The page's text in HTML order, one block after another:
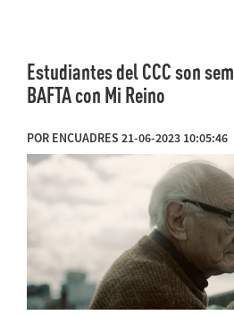
Estudiantes del CCC son
BAFTA con Mi Reino
POR ENCUADRES 21-06-2023 10:05:46